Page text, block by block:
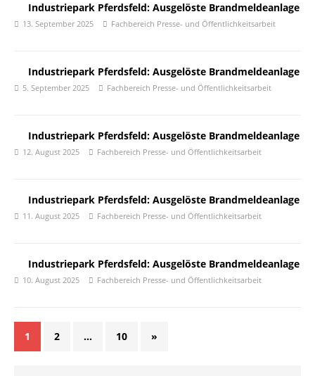
Industriepark Pferdsfeld: Ausgelöste Brandmeldeanlage
13. September 2025 Fachbereich Presse- und Öffentlichkeitsarbeit
Industriepark Pferdsfeld: Ausgelöste Brandmeldeanlage
5. September 2025 Fachbereich Presse- und Öffentlichkeitsarbeit
Industriepark Pferdsfeld: Ausgelöste Brandmeldeanlage
12. August 2025 Fachbereich Presse- und Öffentlichkeitsarbeit
Industriepark Pferdsfeld: Ausgelöste Brandmeldeanlage
11. August 2025 Fachbereich Presse- und Öffentlichkeitsarbeit
Industriepark Pferdsfeld: Ausgelöste Brandmeldeanlage
10. August 2025 Fachbereich Presse- und Öffentlichkeitsarbeit
1 2 … 10 »